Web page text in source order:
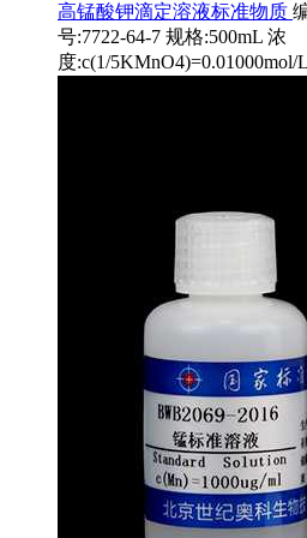
高锰酸钾滴定溶液标准物质
号:7722-64-7 规格:500mL 浓
度:c(1/5KMnO4)=0.01000mol/L